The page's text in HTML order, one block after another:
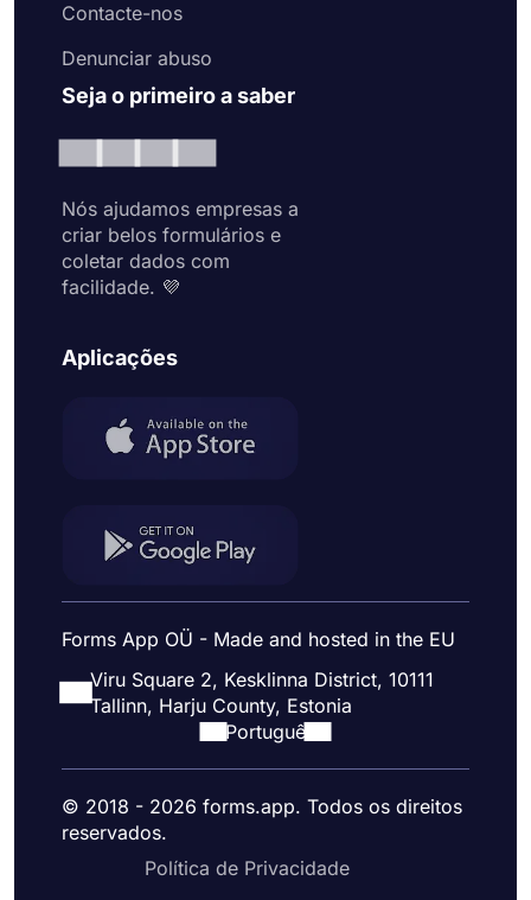
Contacte-nos
Denunciar abuso
Seja o primeiro a saber
Nós ajudamos empresas a
criar belos formulários e
coletar dados com
facilidade. 💜
Aplicações
Forms App OÜ - Made and hosted in the EU
Viru Square 2, Kesklinna District, 10111
Tallinn, Harju County, Estonia
Portuguê
© 2018 - 2026 forms.app. Todos os direitos
reservados.
Política de Privacidade